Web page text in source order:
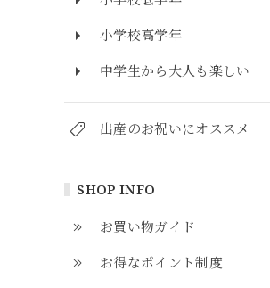
小学校高学年
中学生から大人も楽しい
出産のお祝いにオススメ
SHOP INFO
お買い物ガイド
お得なポイント制度